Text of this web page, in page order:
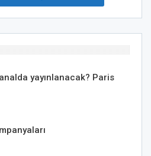
yayınlanacak? Paris